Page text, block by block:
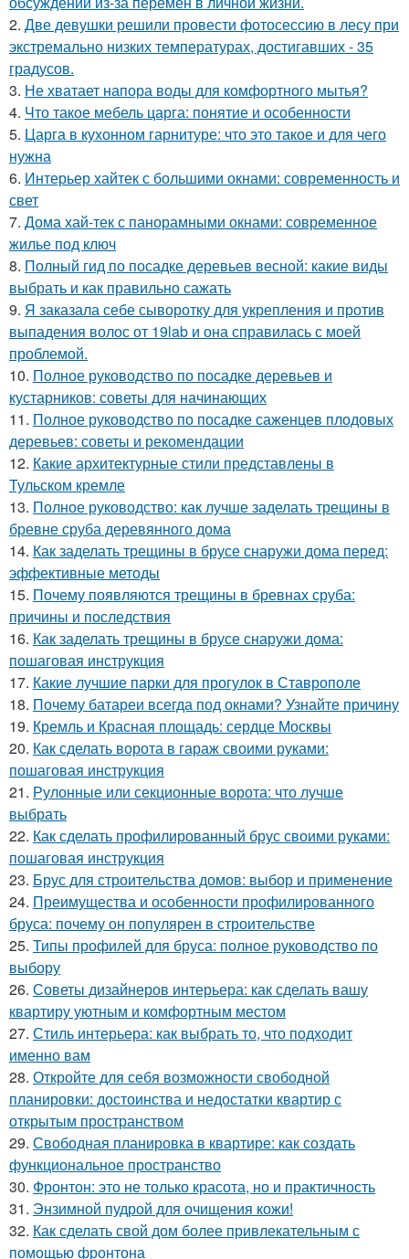
2. Две девушки решили провести фотосессию в лесу при
экстремально низких температурах, достигавших - 35
градусов.
3. Не хватает напора воды для комфортного мытья?
4. Что такое мебель царга: понятие и особенности
5. Царга в кухонном гарнитуре: что это такое и для чего
нужна
6. Интерьер хайтек с большими окнами: современность и
свет
7. Дома хай-тек с панорамными окнами: современное
жилье под ключ
8. Полный гид по посадке деревьев весной: какие виды
выбрать и как правильно сажать
9. Я заказала себе сыворотку для укрепления и против
выпадения волос от 19lab и она справилась с моей
проблемой.
10. Полное руководство по посадке деревьев и
кустарников: советы для начинающих
11. Полное руководство по посадке саженцев плодовых
деревьев: советы и рекомендации
12. Какие архитектурные стили представлены в
Тульском кремле
13. Полное руководство: как лучше заделать трещины в
бревне сруба деревянного дома
14. Как заделать трещины в брусе снаружи дома перед:
эффективные методы
15. Почему появляются трещины в бревнах сруба:
причины и последствия
16. Как заделать трещины в брусе снаружи дома:
пошаговая инструкция
17. Какие лучшие парки для прогулок в Ставрополе
18. Почему батареи всегда под окнами? Узнайте причину
19. Кремль и Красная площадь: сердце Москвы
20. Как сделать ворота в гараж своими руками:
пошаговая инструкция
21. Рулонные или секционные ворота: что лучше
выбрать
22. Как сделать профилированный брус своими руками:
пошаговая инструкция
23. Брус для строительства домов: выбор и применение
24. Преимущества и особенности профилированного
бруса: почему он популярен в строительстве
25. Типы профилей для бруса: полное руководство по
выбору
26. Советы дизайнеров интерьера: как сделать вашу
квартиру уютным и комфортным местом
27. Стиль интерьера: как выбрать то, что подходит
именно вам
28. Откройте для себя возможности свободной
планировки: достоинства и недостатки квартир с
открытым пространством
29. Свободная планировка в квартире: как создать
функциональное пространство
30. Фронтон: это не только красота, но и практичность
31. Энзимной пудрой для очищения кожи!
32. Как сделать свой дом более привлекательным с
помощью фронтона